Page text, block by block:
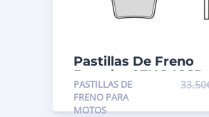
Pastillas De Freno
Brembo 07HO48SD
Honda
PASTILLAS DE
FRENO PARA
MOTOS
33.50